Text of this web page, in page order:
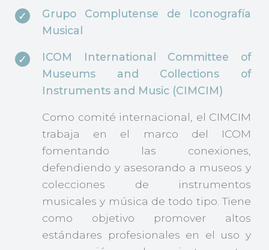
Grupo Complutense de Iconografía
Musical
ICOM International Committee of
Museums and Collections of
Instruments and Music (CIMCIM)
Como comité internacional, el CIMCIM
trabaja en el marco del ICOM
fomentando las conexiones,
defendiendo y asesorando a museos y
colecciones de instrumentos
musicales y música de todo tipo. Tiene
como objetivo promover altos
estándares profesionales en el uso y